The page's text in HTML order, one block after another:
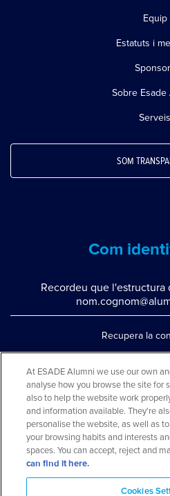
Equip
Estatuts i
Sobre Esade
Serveis
SOM
Com
Recordeu que l'estructura
Recupera la
Contacta'ns per
Teléfono: 93
At ESADE Alumni we use our own
analyse how you browse the site for
also to help the website work
and information available. They're
personalise the website, as well as
your browsing habits and interests
spaces. You can accept, reject and
can find it here.
Cookies